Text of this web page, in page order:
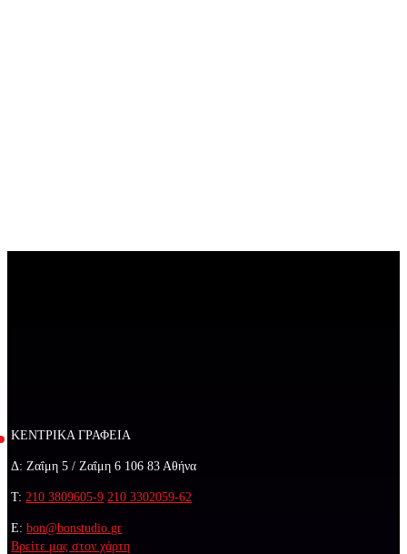
ΚΕΝΤΡΙΚΑ ΓΡΑΦΕΙΑ
Δ: Ζαΐμη 5 / Ζαΐμη 6 106 83 Αθήνα
Τ: 210 3809605-9 210 3302059-62
E:bon@bonstudio.gr
Βρείτε μας στον χάρτη